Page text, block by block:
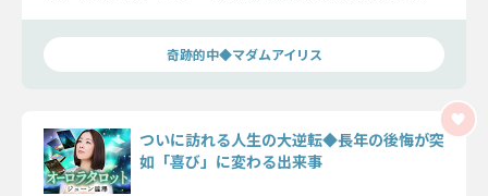
ください。
奇跡的中◆マダムアイリス
ついに訪れる人生の大逆転◆長年の後悔が突
如「喜び」に変わる出来事